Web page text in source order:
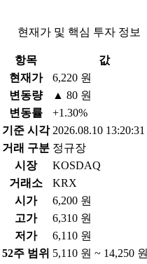
현재가 및 핵심 투자 정보
항목
값
현재가
6,220 원
변동량
▲ 80 원
변동률
+1.30%
기준 시각 2026.08.10 13:20:31
거래 구분 정규장
시장
KOSDAQ
거래소
KRX
시가
6,200 원
고가
6,310 원
저가
6,110 원
52주 범위 5,110 원 ~ 14,250 원